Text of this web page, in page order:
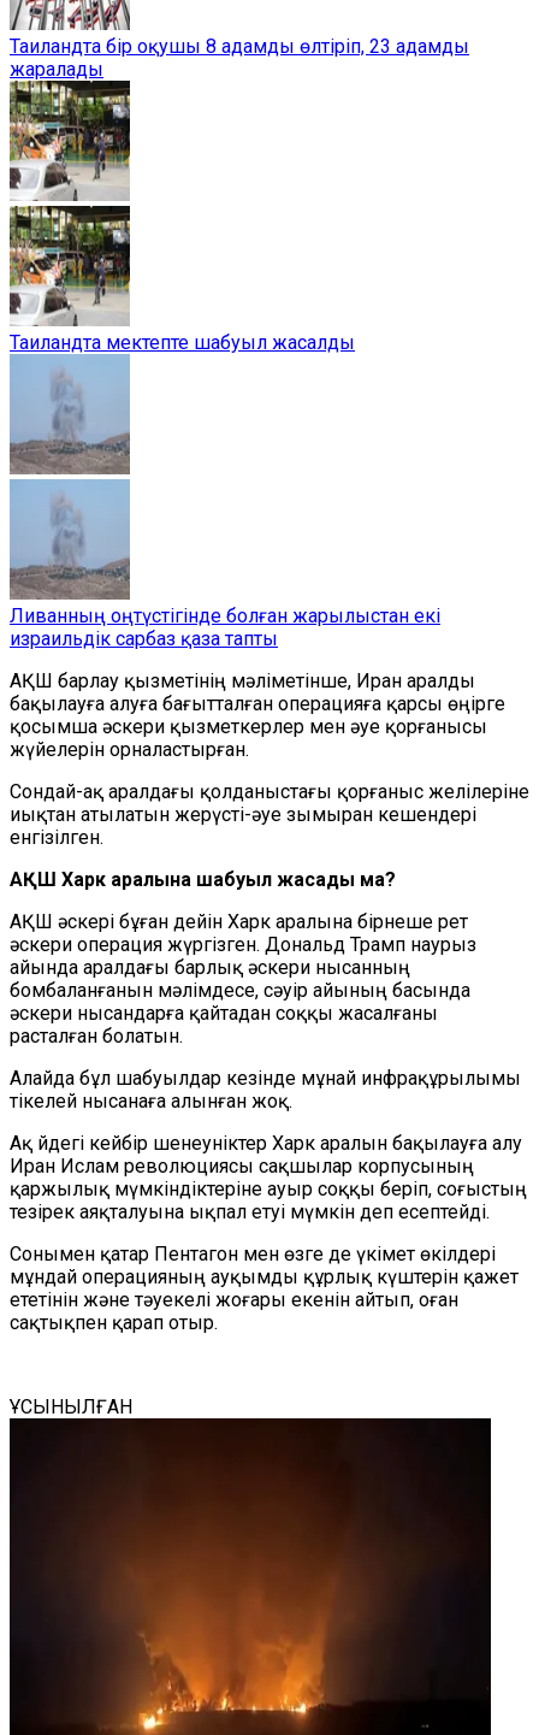
Таиландта бір оқушы 8 адамды өлтіріп, 23 адамды
жаралады
Таиландта мектепте шабуыл жасалды
Ливанның оңтүстігінде болған жарылыстан екі
израильдік сарбаз қаза тапты
АҚШ барлау қызметінің мәліметінше, Иран аралды
бақылауға алуға бағытталған операцияға қарсы өңірге
қосымша әскери қызметкерлер мен әуе қорғанысы
жүйелерін орналастырған.
Сондай-ақ аралдағы қолданыстағы қорғаныс желілеріне
иықтан атылатын жерүсті-әуе зымыран кешендері
енгізілген.
АҚШ Харк аралына шабуыл жасады ма?
АҚШ әскері бұған дейін Харк аралына бірнеше рет
әскери операция жүргізген. Дональд Трамп наурыз
айында аралдағы барлық әскери нысанның
бомбаланғанын мәлімдесе, сәуір айының басында
әскери нысандарға қайтадан соққы жасалғаны
расталған болатын.
Алайда бұл шабуылдар кезінде мұнай инфрақұрылымы
тікелей нысанаға алынған жоқ.
Ақ Үйдегі кейбір шенеуніктер Харк аралын бақылауға алу
Иран Ислам революциясы сақшылар корпусының
қаржылық мүмкіндіктеріне ауыр соққы беріп, соғыстың
тезірек аяқталуына ықпал етуі мүмкін деп есептейді.
Сонымен қатар Пентагон мен өзге де үкімет өкілдері
мұндай операцияның ауқымды құрлық күштерін қажет
ететінін және тәуекелі жоғары екенін айтып, оған
сақтықпен қарап отыр.
ҰСЫНЫЛҒАН